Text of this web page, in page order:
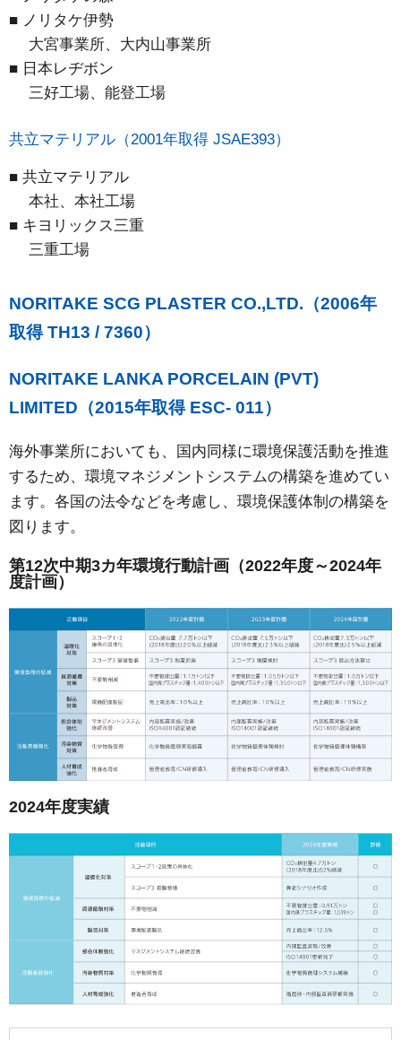
■ ノリタケ伊勢
大宮事業所、大内山事業所
■ 日本レヂボン
三好工場、能登工場
共立マテリアル（2001年取得 JSAE393）
■ 共立マテリアル
本社、本社工場
■ キヨリックス三重
三重工場
NORITAKE SCG PLASTER CO.,LTD.（2006年
取得 TH13 / 7360）
NORITAKE LANKA PORCELAIN (PVT)
LIMITED（2015年取得 ESC- 011）
海外事業所においても、国内同様に環境保護活動を推進
するため、環境マネジメントシステムの構築を進めてい
ます。各国の法令などを考慮し、環境保護体制の構築を
図ります。
第12次中期3カ年環境行動計画（2022年度～2024年
度計画）
2024年度実績